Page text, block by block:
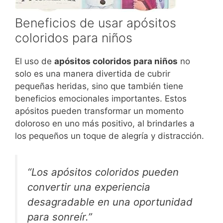
Beneficios de usar apósitos
coloridos para niños
El uso de apósitos coloridos para niños no
solo es una manera divertida de cubrir
pequeñas heridas, sino que también tiene
beneficios emocionales importantes. Estos
apósitos pueden transformar un momento
doloroso en uno más positivo, al brindarles a
los pequeños un toque de alegría y distracción.
“Los apósitos coloridos pueden
convertir una experiencia
desagradable en una oportunidad
para sonreír.”